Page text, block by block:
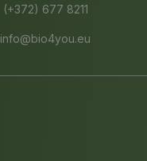
(+372) 677 8211
info@bio4you.eu